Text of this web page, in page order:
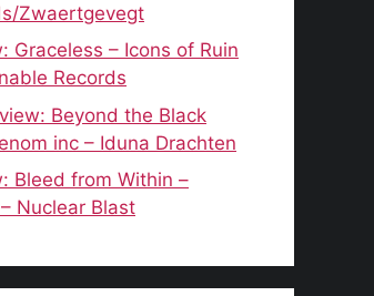
Zwaertgevegt
Graceless – Icons of Ruin
Records
Beyond the Black
inc – Iduna Drachten
Bleed from Within –
Nuclear Blast